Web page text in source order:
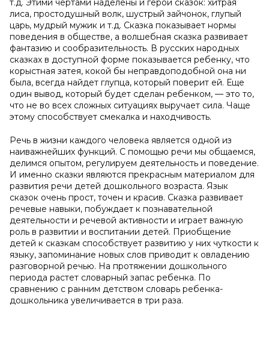
т.д. Этими чертами наделены и герои сказок: хитрая
лиса, простодушный волк, шустрый зайчонок, глупый
царь, мудрый мужик и т.д. Сказка показывает нормы
поведения в обществе, а волшебная сказка развивает
фантазию и сообразительность. В русских народных
сказках в доступной форме показывается ребенку, что
корыстная затея, кокой бы неправдоподобной она ни
была, всегда найдет глупца, который поверит ей. Еще
один вывод, который будет сделан ребенком, — это то,
что не во всех сложных ситуациях выручает сила. Чаще
этому способствует смекалка и находчивость.
Речь в жизни каждого человека является одной из
наиважнейших функций. С помощью речи мы общаемся,
делимся опытом, регулируем деятельность и поведение.
И именно сказки являются прекрасным материалом для
развития речи детей дошкольного возраста. Язык
сказок очень прост, точен и красив. Сказка развивает
речевые навыки, побуждает к познавательной
деятельности и речевой активности и играет важную
роль в развитии и воспитании детей. Приобщение
детей к сказкам способствует развитию у них чуткости к
языку, запоминание новых слов приводит к овладению
разговорной речью. На протяжении дошкольного
периода растет словарный запас ребенка. По
сравнению с ранним детством словарь ребенка-
дошкольника увеличивается в три раза.